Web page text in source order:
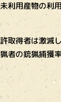
利用産物の利
取得者は激減
者の銃猟捕獲